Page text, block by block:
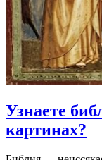
Узнаете
картинах?